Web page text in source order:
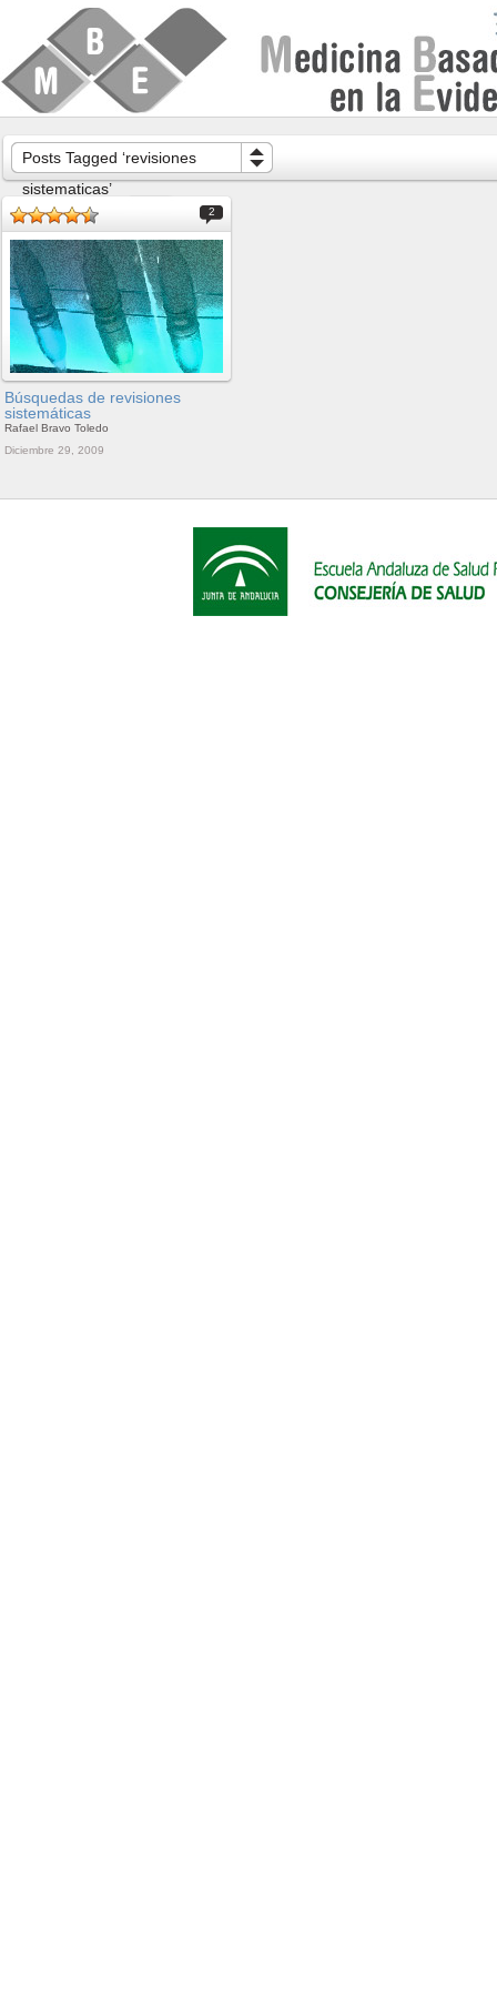
Posts Tagged ‘revisiones
sistematicas’
2
Búsquedas de revisiones
sistemáticas
Rafael Bravo Toledo
Diciembre 29, 2009